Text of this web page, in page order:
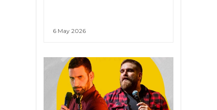
6 May 2026